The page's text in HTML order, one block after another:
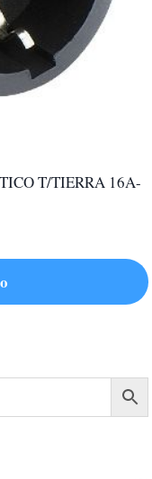
T/TIERRA 16A-